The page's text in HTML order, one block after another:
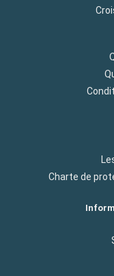
Charte de